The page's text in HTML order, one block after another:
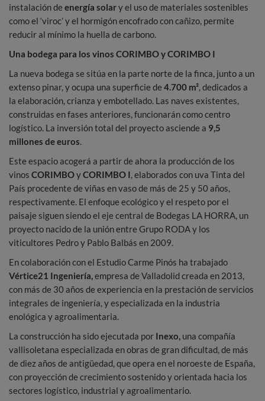
instalación de energía solary el uso de materiales sostenibles
como el ‘viroc’ y el hormigón encofrado con cañizo, permite
reducir al mínimo la huella de carbono.
Una bodega para los vinos CORIMBO y CORIMBO I
La nueva bodega se sitúa en la parte norte de la finca, junto a un
extenso pinar, y ocupa una superficie de 4.700 m², dedicados a
la elaboración, crianza y embotellado. Las naves existentes,
construidas en fases anteriores, funcionarán como centro
logístico. La inversión total del proyecto asciende a 9,5
millones de euros.
Este espacio acogerá a partir de ahora la producción de los
vinos CORIMBOyCORIMBO I, elaborados con uva Tinta del
País procedente de viñas en vaso de más de 25 y 50 años,
respectivamente. El enfoque ecológico y el respeto por el
paisaje siguen siendo el eje central de Bodegas LA HORRA, un
proyecto nacido de la unión entre Grupo RODA y los
viticultores Pedro y Pablo Balbás en 2009.
En colaboración con el Estudio Carme Pinós ha trabajado
Vértice21 Ingeniería,empresa de Valladolid creada en 2013,
con más de 30 años de experiencia en la prestación de servicios
integrales de ingeniería, y especializada en la industria
enológica y agroalimentaria.
La construcción ha sido ejecutada por Inexo, una compañía
vallisoletana especializada en obras de gran dificultad, de más
de diez años de antigüedad, que opera en el noroeste de España,
con proyección de crecimiento sostenido y orientada hacia los
sectores logístico, industrial y agroalimentario.